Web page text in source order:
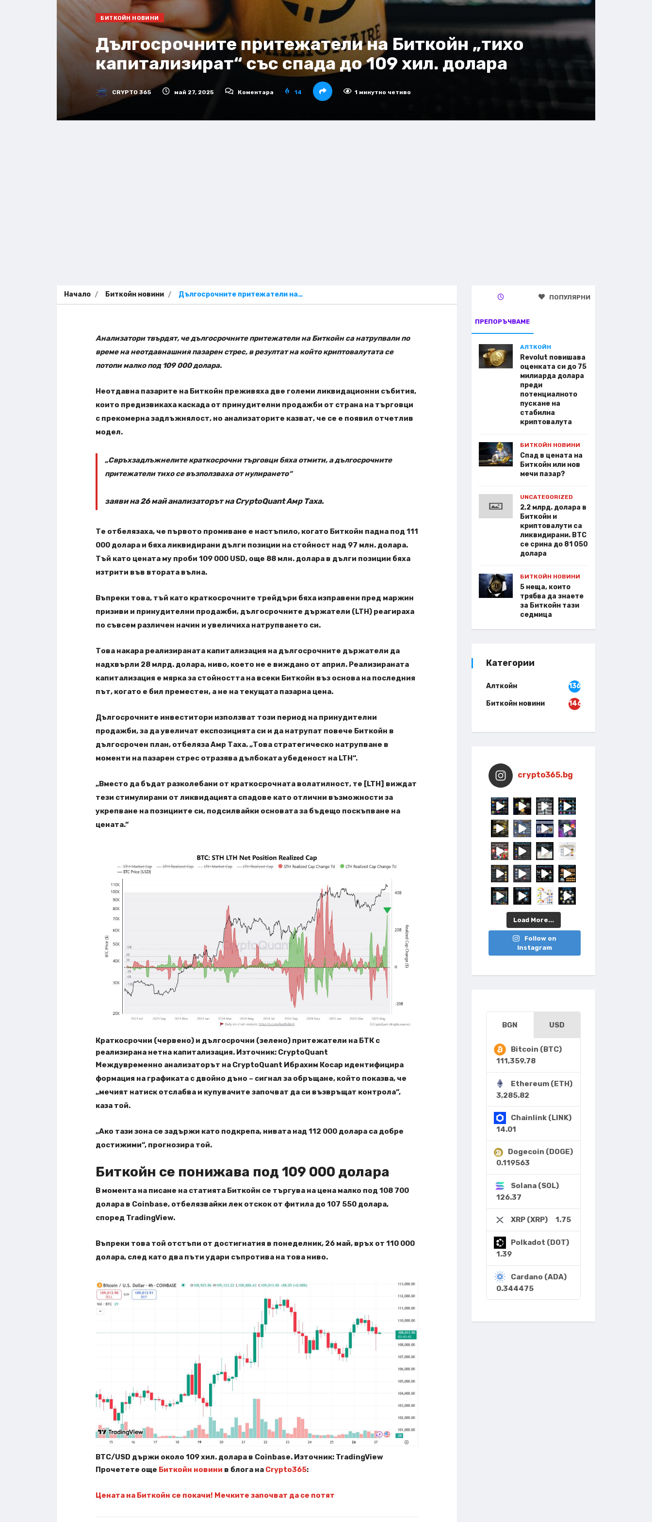
БИТКОЙН НОВИНИ
Дългосрочните притежатели на Биткойн „тихо
капитализират“ със спада до 109 хил. долара
CRYPTO 365 май 27, 2025 Коментара 14 1 минутно четиво
Начало Биткойн новини Дългосрочните притежатели на…
Анализатори твърдят, че дългосрочните притежатели на Биткойн са натрупвали по
време на неотдавнашния пазарен стрес, в резултат на който криптовалутата се
потопи малко под 109 000 долара.
Неотдавна пазарите на Биткойн преживяха две големи ликвидационни събития,
които предизвикаха каскада от принудителни продажби от страна на търговци
с прекомерна задлъжнялост, но анализаторите казват, че се е появил отчетлив
модел.
„Свръхзадлъжнелите краткосрочни търговци бяха отмити, а дългосрочните
притежатели тихо се възползваха от нулирането“
заяви на 26 май анализаторът на CryptoQuant Амр Таха.
Те отбелязаха, че първото промиване е настъпило, когато Биткойн падна под 111
000 долара и бяха ликвидирани дълги позиции на стойност над 97 млн. долара.
Тъй като цената му проби 109 000 USD, още 88 млн. долара в дълги позиции бяха
изтрити във втората вълна.
Въпреки това, тъй като краткосрочните трейдъри бяха изправени пред маржин
призиви и принудителни продажби, дългосрочните държатели (LTH) реагираха
по съвсем различен начин и увеличиха натрупването си.
Това накара реализираната капитализация на дългосрочните държатели да
надхвърли 28 млрд. долара, ниво, което не е виждано от април. Реализираната
капитализация е мярка за стойността на всеки Биткойн въз основа на последния
път, когато е бил преместен, а не на текущата пазарна цена.
Дългосрочните инвеститори използват този период на принудителни
продажби, за да увеличат експозицията си и да натрупат повече Биткойн в
дългосрочен план, отбеляза Амр Таха. „Това стратегическо натрупване в
моменти на пазарен стрес отразява дълбоката убеденост на LTH“.
„Вместо да бъдат разколебани от краткосрочната волатилност, те [LTH] виждат
тези стимулирани от ликвидацията спадове като отлични възможности за
укрепване на позициите си, подсилвайки основата за бъдещо поскъпване на
цената.“
Краткосрочни (червено) и дългосрочни (зелено) притежатели на БТК с
реализирана нетна капитализация. Източник: CryptoQuant
Междувременно анализаторът на CryptoQuant Ибрахим Косар идентифицира
формация на графиката с двойно дъно – сигнал за обръщане, който показва, че
„мечият натиск отслабва и купувачите започват да си възвръщат контрола“,
каза той.
„Ако тази зона се задържи като подкрепа, нивата над 112 000 долара са добре
достижими“, прогнозира той.
Биткойн се понижава под 109 000 долара
В момента на писане на статията Биткойн се търгува на цена малко под 108 700
долара в Coinbase, отбелязвайки лек отскок от фитила до 107 550 долара,
според TradingView.
Въпреки това той отстъпи от достигнатия в понеделник, 26 май, връх от 110 000
долара, след като два пъти удари съпротива на това ниво.
BTC/USD държи около 109 хил. долара в Coinbase. Източник: TradingView
Прочетете още Биткойн новини в блога на Crypto365:
Цената на Биткойн се покачи! Мечките започват да се потят
ПРЕПОРЪЧВАМЕ
ПОПУЛЯРНИ
АЛТКОЙН
Revolut повишава
оценката си до 75
милиарда долара
преди
потенциалното
пускане на
стабилна
криптовалута
БИТКОЙН НОВИНИ
Спад в цената на
Биткойн или нов
мечи пазар?
UNCATEGORIZED
2,2 млрд. долара в
Биткойн и
криптовалути са
ликвидирани. BTC
се срина до 81 050
долара
БИТКОЙН НОВИНИ
5 неща, които
трябва да знаете
за Биткойн тази
седмица
Категории
Алткойн 136
Биткойн новини 146
crypto365.bg
Load More...
Follow on
Instagram
BGN USD
Bitcoin (BTC)
111,359.78
Ethereum (ETH)
3,285.82
Chainlink (LINK)
14.01
Dogecoin (DOGE)
0.119563
Solana (SOL)
126.37
XRP (XRP) 1.75
Polkadot (DOT)
1.39
Cardano (ADA)
0.344475